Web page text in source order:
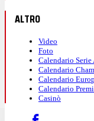
ALTRO
Video
Foto
Calendario Serie
Calendario
Calendario
Calendario
Casinò